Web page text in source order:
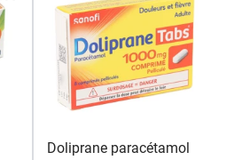
Doliprane paracétamol